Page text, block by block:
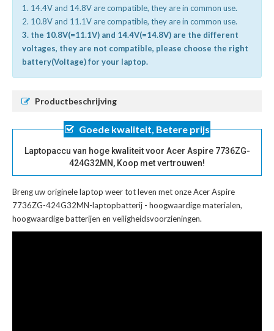
1. 14.4V and 14.8V are compatible, they are in common use.
2. 10.8V and 11.1V are compatible, they are in common use.
3. the 10.8V(=11.1V) and 14.4V(=14.8V) are the different
voltages, they are not compatible, please choose the right
battery(Voltage) for your laptop.
Productbeschrijving
Goede kwaliteit, Betere prijs
Laptopaccu van hoge kwaliteit voor Acer Aspire 7736ZG-
424G32MN, Koop met vertrouwen!
Breng uw originele laptop weer tot leven met onzeAcer Aspire
7736ZG-424G32MN-laptopbatterij - hoogwaardige materialen,
hoogwaardige batterijen en veiligheidsvoorzieningen.